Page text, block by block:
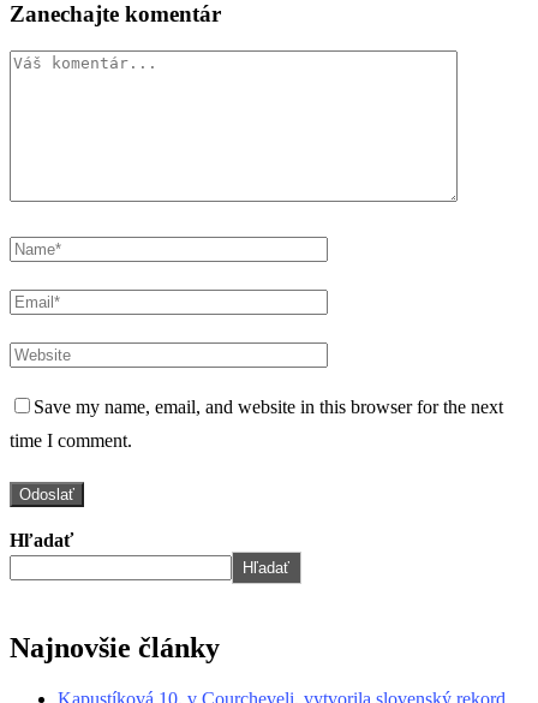
Zanechajte komentár
Save my name, email, and website in this browser for the next
time I comment.
Hľadať
Hľadať
Najnovšie články